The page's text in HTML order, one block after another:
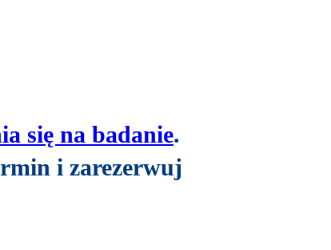
się na badanie.
i zarezerwuj